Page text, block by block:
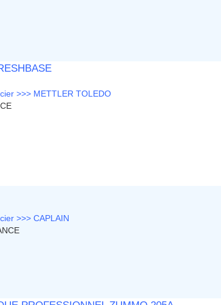
>>> METTLER TOLEDO
>>> CAPLAIN